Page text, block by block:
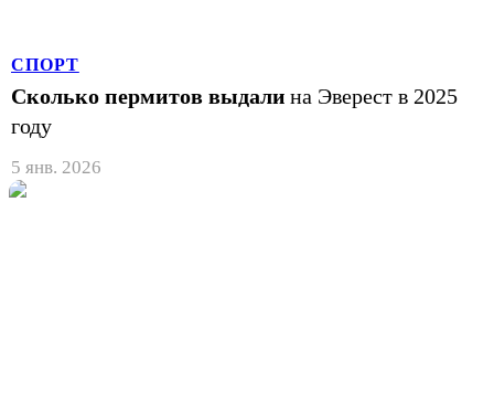
СПОРТ
Сколько пермитов выдали на Эверест в 2025
году
5 янв. 2026